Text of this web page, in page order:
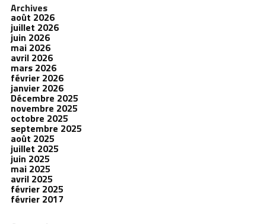
Archives
août 2026
juillet 2026
juin 2026
mai 2026
avril 2026
mars 2026
février 2026
janvier 2026
Décembre 2025
novembre 2025
octobre 2025
septembre 2025
août 2025
juillet 2025
juin 2025
mai 2025
avril 2025
février 2025
février 2017